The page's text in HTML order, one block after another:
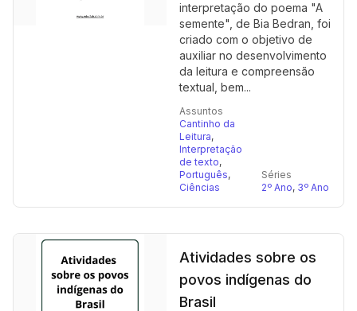
interpretação do poema "A
semente", de Bia Bedran, foi
criado com o objetivo de
auxiliar no desenvolvimento
da leitura e compreensão
textual, bem...
Assuntos
Cantinho da
Leitura,
Interpretação
de texto,
Português,
Ciências
Séries
2º Ano, 3º Ano
Atividades sobre os
povos indígenas do
Brasil